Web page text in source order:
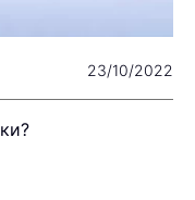
23/10/2022